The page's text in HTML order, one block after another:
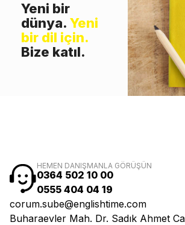
Yeni bir
dünya. Yeni
bir dil için.
Bize katıl.
HEMEN DANIŞMANLA GÖRÜŞÜN
0364 502 10 00
0555 404 04 19
corum.sube@englishtime.com
Buharaevler Mah. Dr. Sadık Ahmet